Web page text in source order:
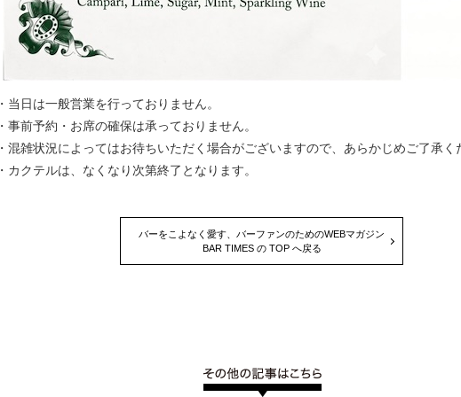
・当日は一般営業を行っておりません。
・事前予約・お席の確保は承っておりません。
・混雑状況によってはお待ちいただく場合がございますので、あらかじめご了承く
・カクテルは、なくなり次第終了となります。
バーをこよなく愛す、バーファンのためのWEBマガジン
BAR TIMES の TOP へ戻る